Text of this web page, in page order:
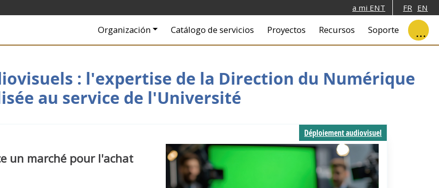
a mi ENT FR EN
Navigation principale
Organización Catálogo de servicios Proyectos Recursos Soporte
: l'expertise de la Direction du Numérique
au service de l'Université
Déploiement audiovisuel
un marché pour l'achat